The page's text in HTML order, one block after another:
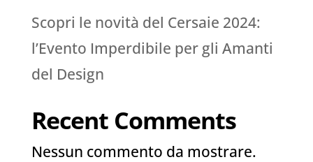
Scopri le novità del Cersaie 2024:
l’Evento Imperdibile per gli Amanti
del Design
Recent Comments
Nessun commento da mostrare.